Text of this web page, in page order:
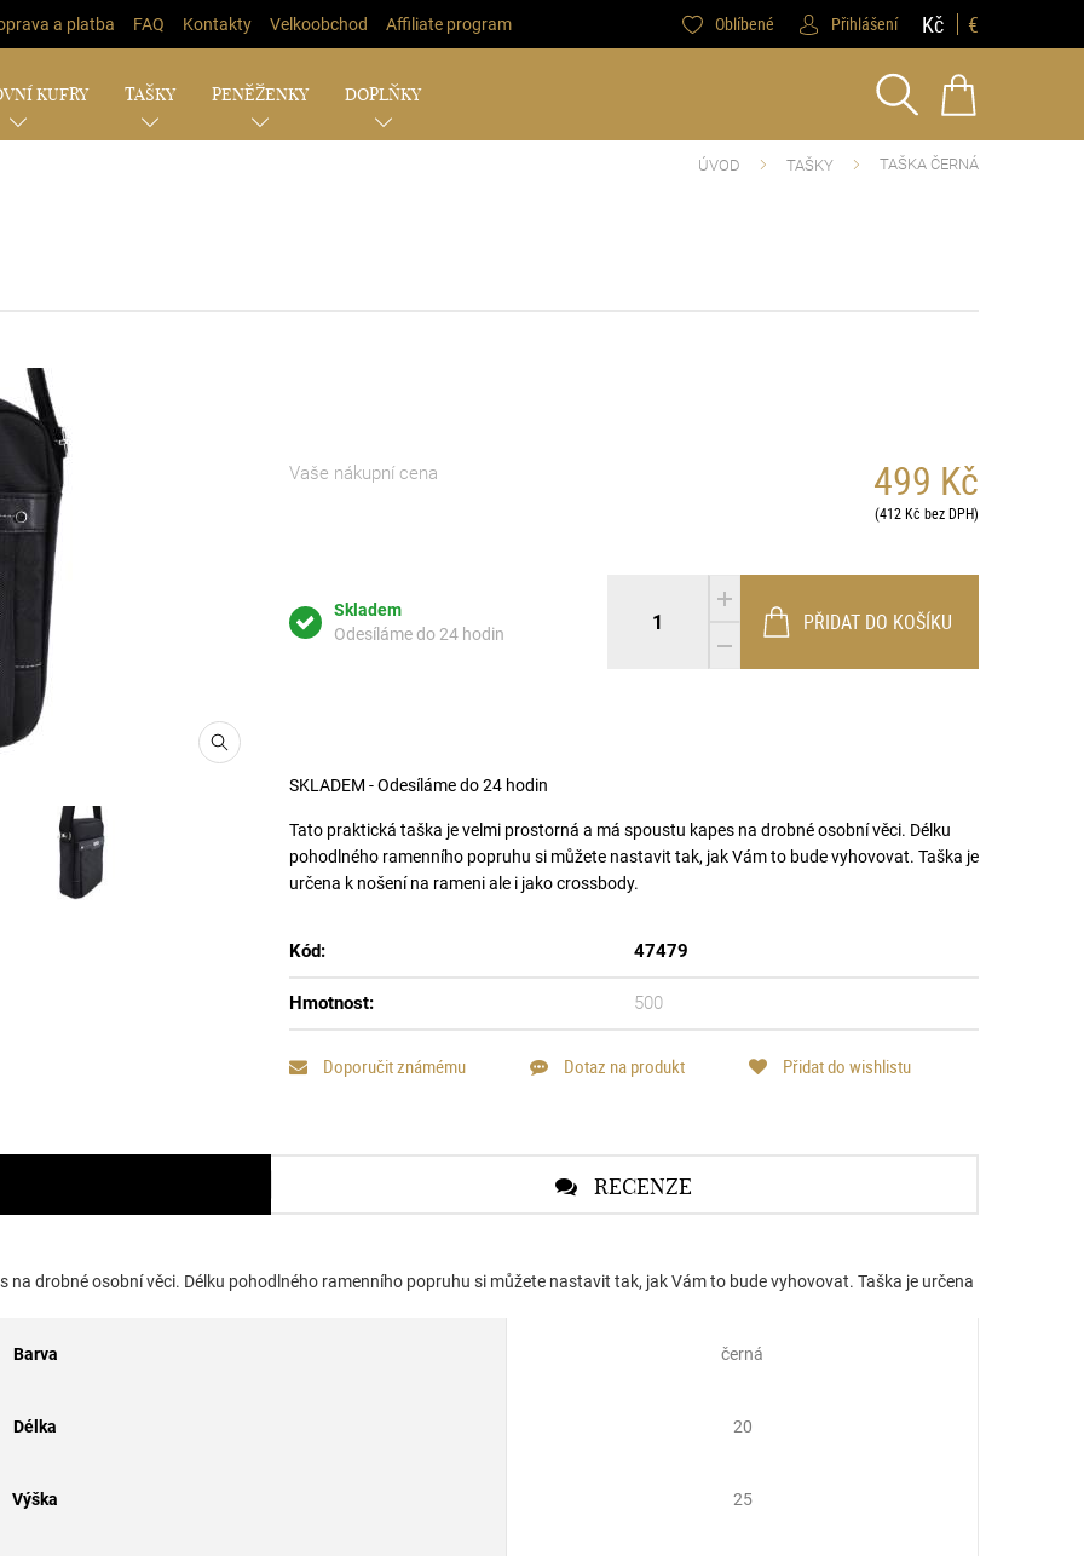
a platba FAQ Kontakty Velkoobchod Affiliate program Oblíbené Přihlášení Kč €
KUFRY TAŠKY PENĚŽENKY DOPLŇKY
ÚVOD TAŠKY TAŠKA ČERNÁ
Vaše nákupní cena 499 Kč
(412 Kč bez DPH)
Skladem
Odesíláme do 24 hodin
PŘIDAT DO KOŠÍKU
SKLADEM - Odesíláme do 24 hodin
Tato praktická taška je velmi prostorná a má spoustu kapes na drobné osobní věci. Délku
pohodlného ramenního popruhu si můžete nastavit tak, jak Vám to bude vyhovovat. Taška je
určena k nošení na rameni ale i jako crossbody.
Kód: 47479
Hmotnost: 500
Doporučit známému Dotaz na produkt Přidat do wishlistu
RECENZE
drobné osobní věci. Délku pohodlného ramenního popruhu si můžete nastavit tak, jak Vám to bude vyhovovat. Taška je určena
Barva černá
Délka 20
Výška 25